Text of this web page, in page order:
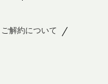
ご解約について